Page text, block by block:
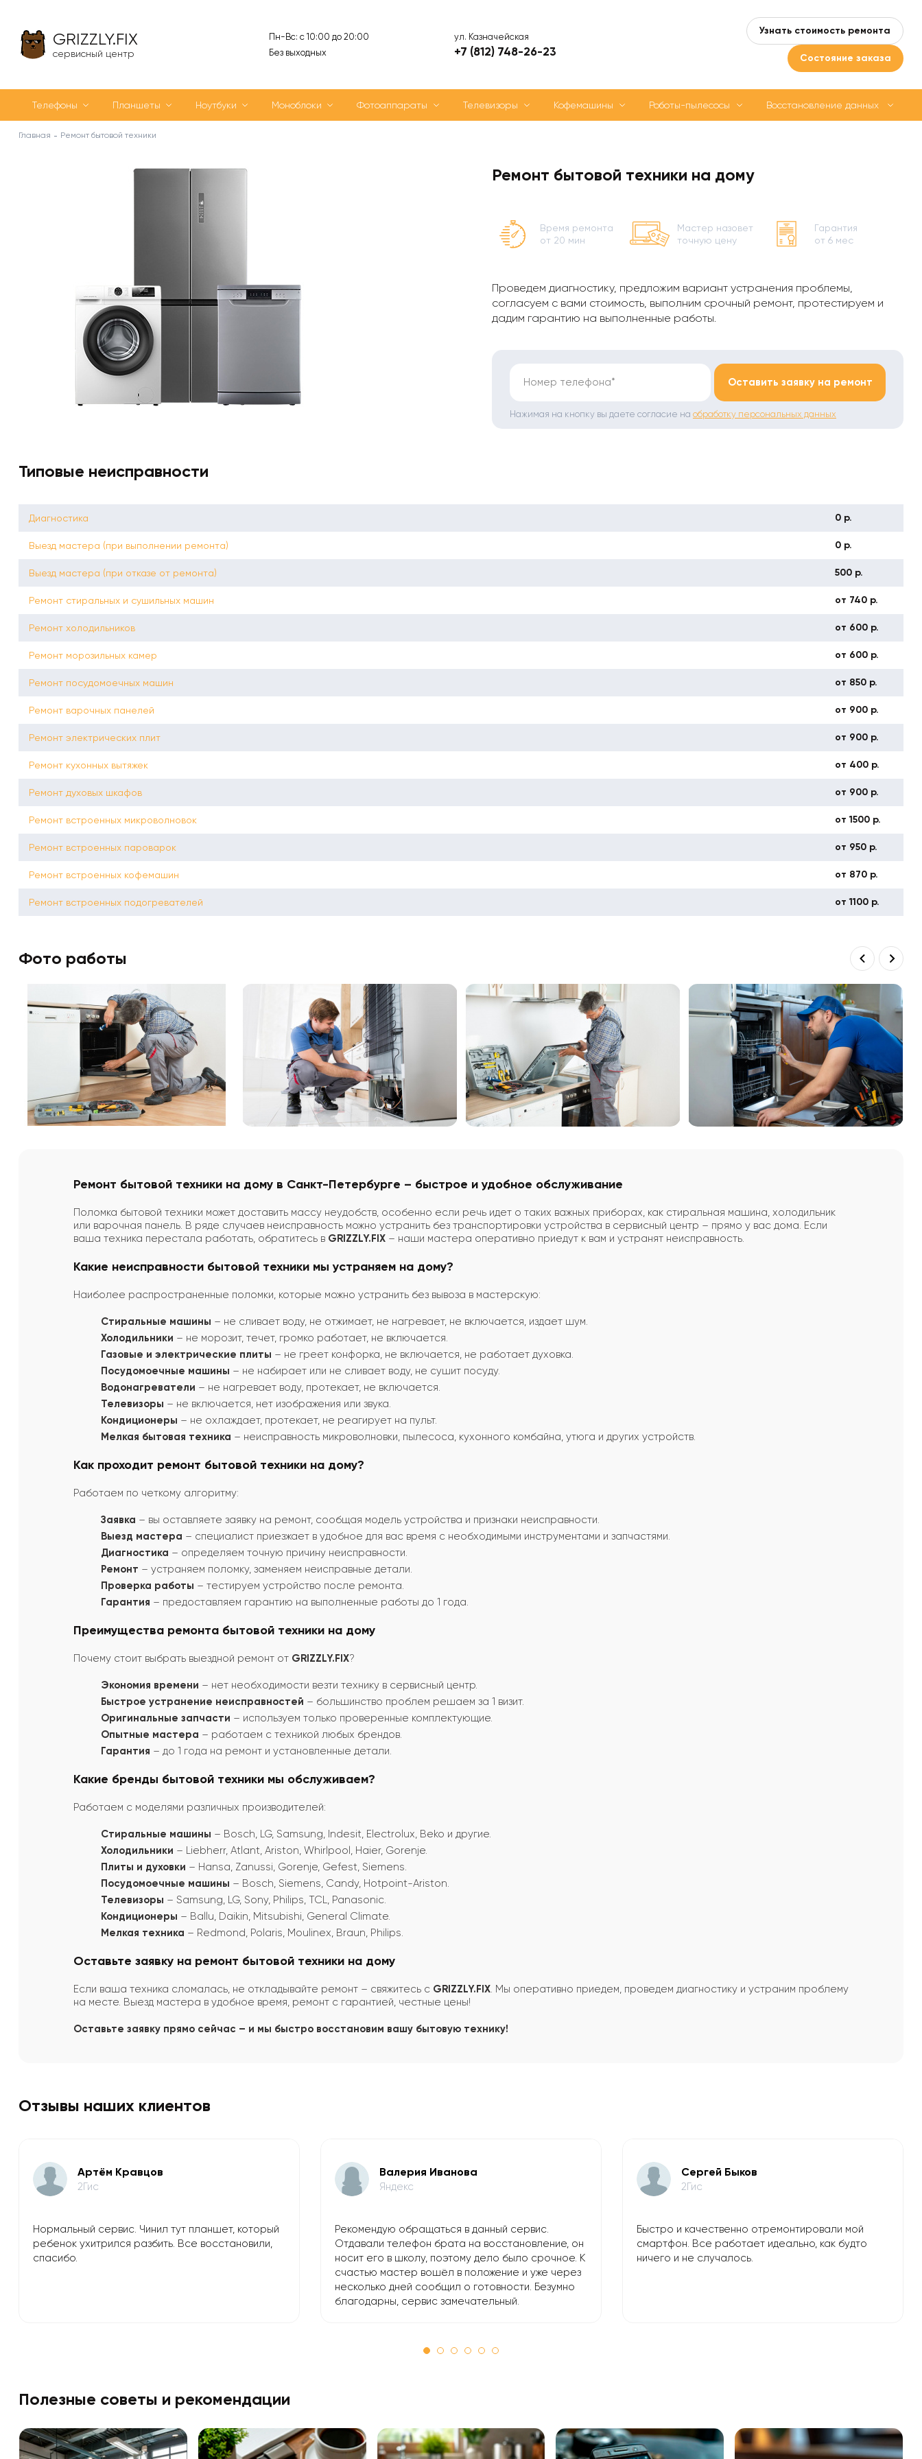
GRIZZLY.FIX
сервисный центр
Пн-Вс: с 10:00 до 20:00
Без выходных
ул. Казначейская
+7 (812) 748-26-23
Узнать стоимость ремонта
Состояние заказа
Телефоны Планшеты Ноутбуки Моноблоки Фотоаппараты Телевизоры Кофемашины Роботы-пылесосы Восстановление данных
Главная Ремонт бытовой техники
Ремонт бытовой техники на дому
Время ремонта
от 20 мин
Мастер назовет
точную цену
Гарантия
от 6 мес
Проведем диагностику, предложим вариант устранения проблемы,
согласуем с вами стоимость, выполним срочный ремонт, протестируем и
дадим гарантию на выполненные работы.
Номер телефона* Оставить заявку на ремонт
Нажимая на кнопку вы даете согласие на обработку персональных данных
Типовые неисправности
Диагностика 0 р.
Выезд мастера (при выполнении ремонта) 0 р.
Выезд мастера (при отказе от ремонта) 500 р.
Ремонт стиральных и сушильных машин от 740 р.
Ремонт холодильников от 600 р.
Ремонт морозильных камер от 600 р.
Ремонт посудомоечных машин от 850 р.
Ремонт варочных панелей от 900 р.
Ремонт электрических плит от 900 р.
Ремонт кухонных вытяжек от 400 р.
Ремонт духовых шкафов от 900 р.
Ремонт встроенных микроволновок от 1500 р.
Ремонт встроенных пароварок от 950 р.
Ремонт встроенных кофемашин от 870 р.
Ремонт встроенных подогревателей от 1100 р.
Фото работы
Ремонт бытовой техники на дому в Санкт-Петербурге – быстрое и удобное обслуживание
Поломка бытовой техники может доставить массу неудобств, особенно если речь идет о таких важных приборах, как стиральная машина, холодильник
или варочная панель. В ряде случаев неисправность можно устранить без транспортировки устройства в сервисный центр – прямо у вас дома. Если
ваша техника перестала работать, обратитесь в GRIZZLY.FIX – наши мастера оперативно приедут к вам и устранят неисправность.
Какие неисправности бытовой техники мы устраняем на дому?
Наиболее распространенные поломки, которые можно устранить без вывоза в мастерскую:
Стиральные машины – не сливает воду, не отжимает, не нагревает, не включается, издает шум.
Холодильники – не морозит, течет, громко работает, не включается.
Газовые и электрические плиты – не греет конфорка, не включается, не работает духовка.
Посудомоечные машины – не набирает или не сливает воду, не сушит посуду.
Водонагреватели – не нагревает воду, протекает, не включается.
Телевизоры – не включается, нет изображения или звука.
Кондиционеры – не охлаждает, протекает, не реагирует на пульт.
Мелкая бытовая техника – неисправность микроволновки, пылесоса, кухонного комбайна, утюга и других устройств.
Как проходит ремонт бытовой техники на дому?
Работаем по четкому алгоритму:
Заявка – вы оставляете заявку на ремонт, сообщая модель устройства и признаки неисправности.
Выезд мастера – специалист приезжает в удобное для вас время с необходимыми инструментами и запчастями.
Диагностика – определяем точную причину неисправности.
Ремонт – устраняем поломку, заменяем неисправные детали.
Проверка работы – тестируем устройство после ремонта.
Гарантия – предоставляем гарантию на выполненные работы до 1 года.
Преимущества ремонта бытовой техники на дому
Почему стоит выбрать выездной ремонт от GRIZZLY.FIX?
Экономия времени – нет необходимости везти технику в сервисный центр.
Быстрое устранение неисправностей – большинство проблем решаем за 1 визит.
Оригинальные запчасти – используем только проверенные комплектующие.
Опытные мастера – работаем с техникой любых брендов.
Гарантия – до 1 года на ремонт и установленные детали.
Какие бренды бытовой техники мы обслуживаем?
Работаем с моделями различных производителей:
Стиральные машины – Bosch, LG, Samsung, Indesit, Electrolux, Beko и другие.
Холодильники – Liebherr, Atlant, Ariston, Whirlpool, Haier, Gorenje.
Плиты и духовки – Hansa, Zanussi, Gorenje, Gefest, Siemens.
Посудомоечные машины – Bosch, Siemens, Candy, Hotpoint-Ariston.
Телевизоры – Samsung, LG, Sony, Philips, TCL, Panasonic.
Кондиционеры – Ballu, Daikin, Mitsubishi, General Climate.
Мелкая техника – Redmond, Polaris, Moulinex, Braun, Philips.
Оставьте заявку на ремонт бытовой техники на дому
Если ваша техника сломалась, не откладывайте ремонт – свяжитесь с GRIZZLY.FIX. Мы оперативно приедем, проведем диагностику и устраним проблему
на месте. Выезд мастера в удобное время, ремонт с гарантией, честные цены!
Оставьте заявку прямо сейчас – и мы быстро восстановим вашу бытовую технику!
Отзывы наших клиентов
Артём Кравцов
2Гис
Нормальный сервис. Чинил тут планшет, который
ребенок ухитрился разбить. Все восстановили,
спасибо.
Валерия Иванова
Яндекс
Рекомендую обращаться в данный сервис.
Отдавали телефон брата на восстановление, он
носит его в школу, поэтому дело было срочное. К
счастью мастер вошёл в положение и уже через
несколько дней сообщил о готовности. Безумно
благодарны, сервис замечательный.
​Сергей Быков
2Гис
Быстро и качественно отремонтировали мой
смартфон. Все работает идеально, как будто
ничего и не случалось.
Полезные советы и рекомендации